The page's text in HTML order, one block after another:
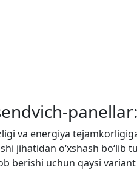
va energiya
jihatidan o‘xshash
berishi uchun qaysi